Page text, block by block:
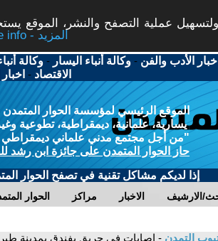
عملية التصفح والنشر، الموقع
More info - المزيد
اخبار الأدب والفن -وكالة أنباء اليسار -وكالة
الاقتصاد -
الموقع الرئيسي لمؤسسة الحوار المتمدن
يسارية، علمانية، ديمقراطية، تطوعية
"من أجل مجتمع مدني علماني ديمقراطي
حاز الحوار المتمدن على جائزة ابن رشد
إذا لديكم مشاكل تقنية في تصفح الحوار
الحوار مراكز الاخبار الارشيف
التمدن - إصابات في حريق بفندق بمدينة